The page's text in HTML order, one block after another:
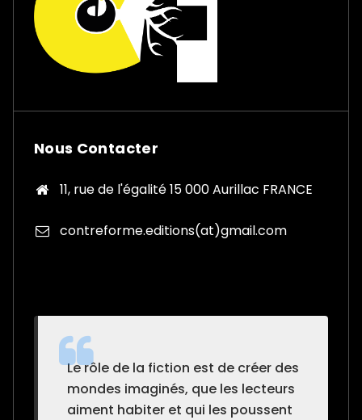
Nous Contacter
11, rue de l'égalité 15 000 Aurillac FRANCE
contreforme.editions(at)gmail.com
Le rôle de la fiction est de créer des
mondes imaginés, que les lecteurs
aiment habiter et qui les poussent